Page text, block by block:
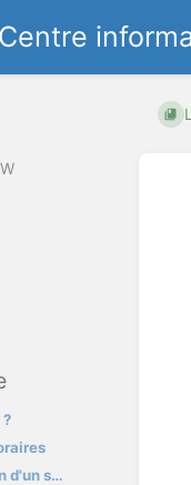
Demande de suppression d'un site web